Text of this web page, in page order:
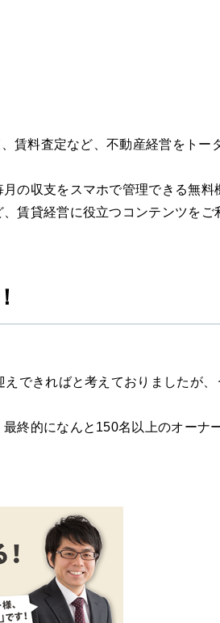
賃料査定など、不動産経営をトー
の収支をスマホで管理できる無料
賃貸経営に役立つコンテンツをご
できればと考えておりましたが、
終的になんと150名以上のオーナ